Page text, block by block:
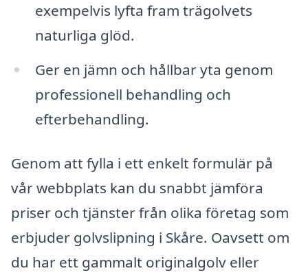
exempelvis lyfta fram trägolvets
naturliga glöd.
Ger en jämn och hållbar yta genom
professionell behandling och
efterbehandling.
Genom att fylla i ett enkelt formulär på
vår webbplats kan du snabbt jämföra
priser och tjänster från olika företag som
erbjuder golvslipning i Skåre. Oavsett om
du har ett gammalt originalgolv eller